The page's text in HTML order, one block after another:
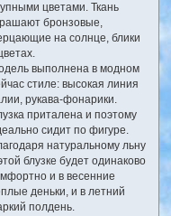
цветами. Ткань
бронзовые,
на солнце, блики
выполнена в модном
стиле: высокая линия
рукава-фонарики.
приталена и поэтому
сидит по фигуре.
натуральному льну
блузке будет одинаково
и в весенние
деньки, и в летний
полдень.